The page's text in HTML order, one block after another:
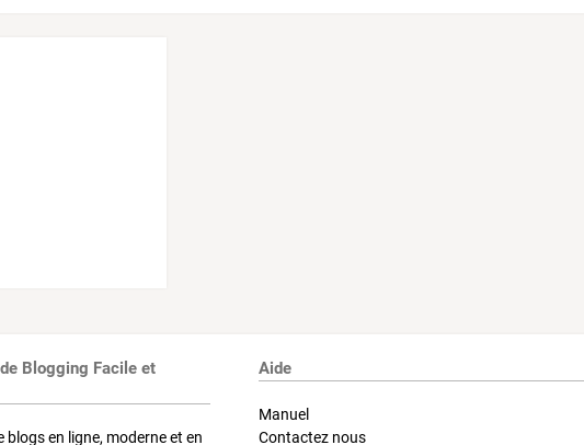
Blogging Facile et
en ligne, moderne et en
Aide
Manuel
Contactez nous